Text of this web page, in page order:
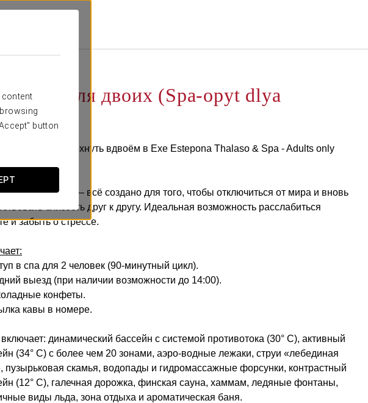
content
button
опыт для двоих (Spa-opyt dlya
кто хочет отдохнуть вдвоём в Exe Estepona Thalaso & Spa - Adults only
и спешки — всё создано для того, чтобы отключиться от мира и вновь
близость друг к другу. Идеальная возможность расслабиться
и забыть о стрессе.
в спа для 2 человек (90-минутный цикл).
выезд (при наличии возможности до 14:00).
конфеты.
кавы в номере.
динамический бассейн с системой противотока (30° C), активный
(34° C) с более чем 20 зонами, аэро-водные лежаки, струи «лебединая
пузырьковая скамья, водопады и гидромассажные форсунки, контрастный
(12° C), галечная дорожка, финская сауна, хаммам, ледяные фонтаны,
виды льда, зона отдыха и ароматическая баня.